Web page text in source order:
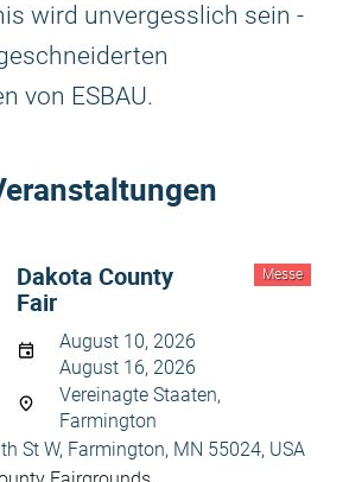
wird unvergesslich sein -
von ESBAU.
Messe
Dakota County
Fair
August 10, 2026
August 16, 2026
Vereinagte Staaten,
Farmington
St W, Farmington, MN 55024, USA